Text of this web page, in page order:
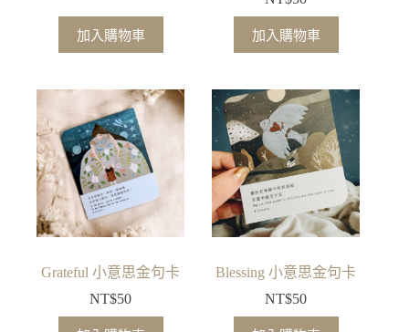
加入購物車 加入購物車
Grateful 小意思金句卡
NT$50
Blessing 小意思金句卡
NT$50